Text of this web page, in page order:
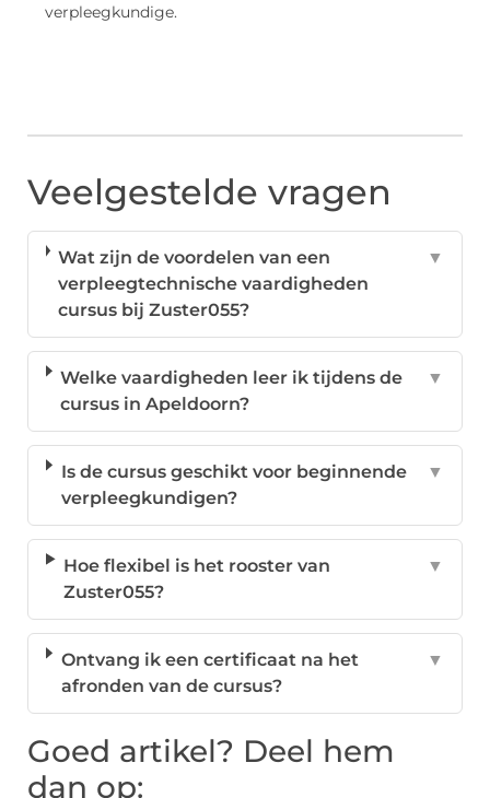
verpleegkundige.
Veelgestelde vragen
Wat zijn de voordelen van een
verpleegtechnische vaardigheden
cursus bij Zuster055?
▼
Welke vaardigheden leer ik tijdens de
cursus in Apeldoorn?
▼
Is de cursus geschikt voor beginnende
verpleegkundigen?
▼
Hoe flexibel is het rooster van
Zuster055?
▼
Ontvang ik een certificaat na het
afronden van de cursus?
▼
Goed artikel? Deel hem
dan op: